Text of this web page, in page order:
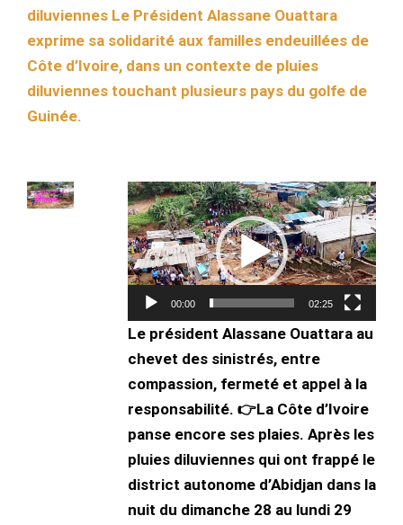
diluviennes Le Président Alassane Ouattara
exprime sa solidarité aux familles endeuillées de
Côte d’Ivoire, dans un contexte de pluies
diluviennes touchant plusieurs pays du golfe de
Guinée.
Lecteur
vidéo
00:00 02:25
Le président Alassane Ouattara au
chevet des sinistrés, entre
compassion, fermeté et appel à la
responsabilité. 👉La Côte d’Ivoire
panse encore ses plaies. Après les
pluies diluviennes qui ont frappé le
district autonome d’Abidjan dans la
nuit du dimanche 28 au lundi 29